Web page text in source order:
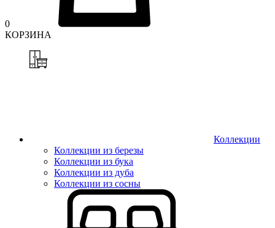
0
КОРЗИНА
Коллекции
Коллекции из березы
Коллекции из бука
Коллекции из дуба
Коллекции из сосны